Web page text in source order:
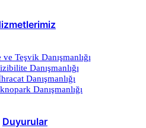
ve Teşvik Danışmanlığı
Danışmanlığı
Danışmanlığı
Danışmanlığı
Duyurular